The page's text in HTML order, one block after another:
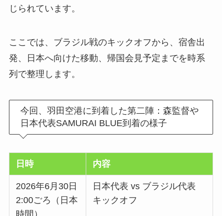
じられています。
ここでは、ブラジル戦のキックオフから、宿舎出
発、日本へ向けた移動、帰国会見予定までを時系
列で整理します。
今回、羽田空港に到着した第二陣：森監督や
日本代表SAMURAI BLUE到着の様子
日時 内容
2026年6月30日
2:00ごろ（日本
時間）
日本代表 vs ブラジル代表
キックオフ